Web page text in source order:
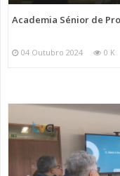
Academia Sénior de
04 Outubro 2024 0 K